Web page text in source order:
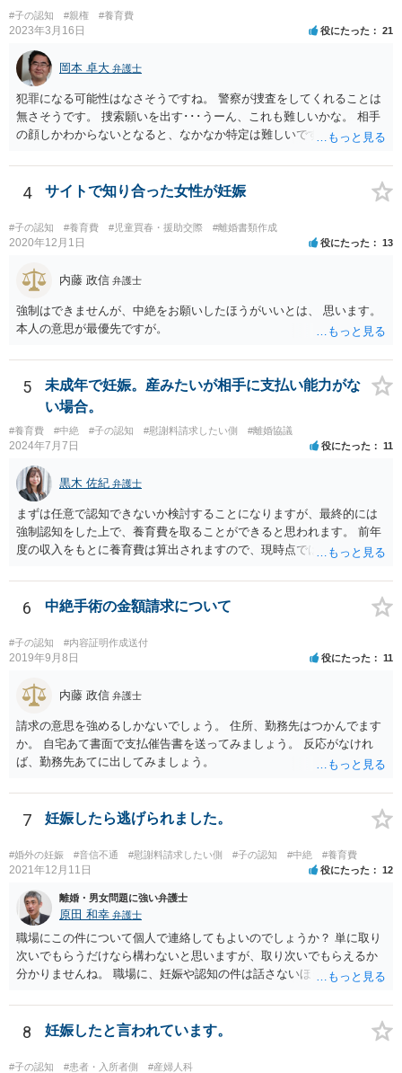
#子の認知 #親権 #養育費
2023年3月16日 役にたった 21
岡本 卓大 弁護士
犯罪になる可能性はなさそうですね。 警察が捜査をしてくれることは
無さそうです。 捜索願いを出す･･･うーん、これも難しいかな。 相手
の顔しかわからないとなると、なかなか特定は難しいですね。 お役に
4 サイトで知り合った女性が妊娠
#子の認知 #養育費 #児童買春・援助交際 #離婚書類作成
2020年12月1日 役にたった 13
内藤 政信 弁護士
強制はできませんが、中絶をお願いしたほうがいいとは、 思います。
本人の意思が最優先ですが。
5
未成年で妊娠。産みたいが相手に支払い能力がな
い場合。
#養育費 #中絶 #子の認知 #慰謝料請求したい側 #離婚協議
2024年7月7日 役にたった 11
黒木 佐紀 弁護士
まずは任意で認知できないか検討することになりますが、最終的には
強制認知をした上で、養育費を取ることができると思われます。 前年
度の収入をもとに養育費は算出されますので、現時点では少額しか取
育費の増額調停を起こすこともできます。 仮に中絶する場合でも、相
手方が妊娠について話し合いをしっかりしてくれない場合には、慰謝
料請求などもできる可能性があります。 いずれにせよ、親御さんとの
関わりが不可欠となると思われますので、一度話し合った上で、法律
事務所へ早めのご相談をされたほうがよろしいかと思います。
6 中絶手術の金額請求について
#子の認知 #内容証明作成送付
2019年9月8日 役にたった 11
内藤 政信 弁護士
請求の意思を強めるしかないでしょう。 住所、勤務先はつかんでます
か。 自宅あて書面で支払催告書を送ってみましょう。 反応がなけれ
ば、勤務先あてに出してみましょう。
7 妊娠したら逃げられました。
#婚外の妊娠 #音信不通 #慰謝料請求したい側 #子の認知 #中絶 #養育費
2021年12月11日 役にたった 12
離婚・男女問題に強い弁護士
原田 和幸 弁護士
職場にこの件について個人で連絡してもよいのでしょうか？ 単に取り
次いでもらうだけなら構わないと思いますが、取り次いでもらえるか
分かりませんね。 職場に、妊娠や認知の件は話さないほうがよいと思
難しいと思われれば、弁護士に入ってもらうことも検討されてくださ
い。 一度、お近くの弁護士に相談されてみてもよいと思います。
8 妊娠したと言われています。
#子の認知 #患者・入所者側 #産婦人科